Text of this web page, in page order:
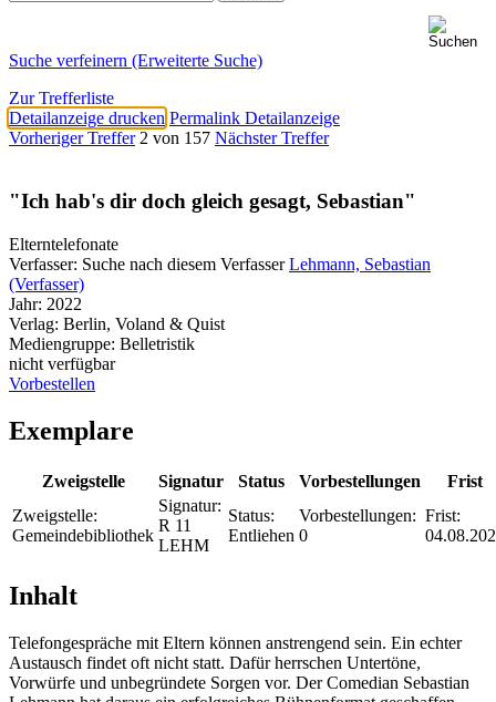
Suche verfeinern (Erweiterte Suche)
Zur Trefferliste
Detailanzeige drucken Permalink Detailanzeige
Vorheriger Treffer 2 von 157 Nächster Treffer
"Ich hab's dir doch gleich gesagt, Sebastian"
Elterntelefonate
Verfasser: Suche nach diesem Verfasser Lehmann, Sebastian
(Verfasser)
Jahr: 2022
Verlag: Berlin, Voland & Quist
Mediengruppe: Belletristik
nicht verfügbar
Vorbestellen
Exemplare
Zweigstelle Signatur Status Vorbestellungen
Frist
Zweigstelle:
Gemeindebibliothek
Signatur:
R 11
LEHM
Status:
Entliehen
Vorbestellungen:
0
Frist:
Inhalt
Telefongespräche mit Eltern können anstrengend sein. Ein echter
Austausch findet oft nicht statt. Dafür herrschen Untertöne,
Vorwürfe und unbegründete Sorgen vor. Der Comedian Sebastian